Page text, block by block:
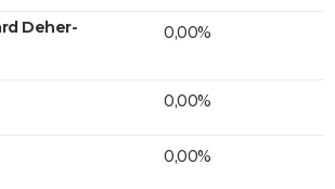
Deher-
0,00%
0,00%
0,00%